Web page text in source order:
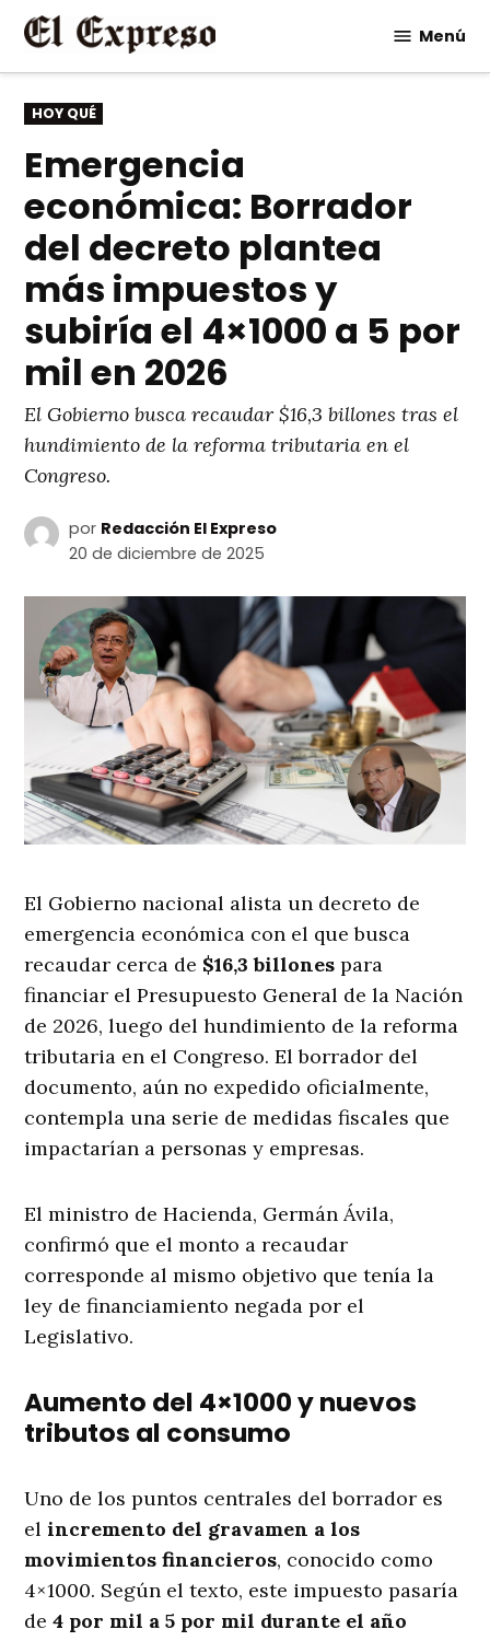
Saltar
contenido
Menú
PUBLICADO
EN
HOY QUÉ
Emergencia
económica: Borrador
del decreto plantea
más impuestos y
subiría el 4×1000 a 5 por
mil en 2026
El Gobierno busca recaudar $16,3 billones tras el
hundimiento de la reforma tributaria en el
Congreso.
por Redacción El Expreso
20 de diciembre de 2025
El Gobierno nacional alista un decreto de
emergencia económica con el que busca
recaudar cerca de $16,3 billones para
financiar el Presupuesto General de la Nación
de 2026, luego del hundimiento de la reforma
tributaria en el Congreso. El borrador del
documento, aún no expedido oficialmente,
contempla una serie de medidas fiscales que
impactarían a personas y empresas.
El ministro de Hacienda, Germán Ávila,
confirmó que el monto a recaudar
corresponde al mismo objetivo que tenía la
ley de financiamiento negada por el
Legislativo.
Aumento del 4×1000 y nuevos
tributos al consumo
Uno de los puntos centrales del borrador es
elincremento del gravamen a los
movimientos financieros, conocido como
4×1000. Según el texto, este impuesto pasaría
de4 por mil a 5 por mil durante el año